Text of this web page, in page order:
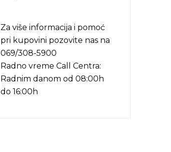
Za više informacija i pomoć
pri kupovini pozovite nas na
069/308-5900
Radno vreme Call Centra:
Radnim danom od 08:00h
do 16:00h